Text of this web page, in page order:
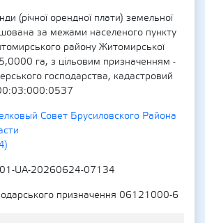
(річної орендної плати) земельної
за межами населеного пункту
району Житомирської
га, з цільовим призначенням -
господарства, кадастровий
Совет Брусиловского Района
UA-20260624-07134
призначення 06121000-6